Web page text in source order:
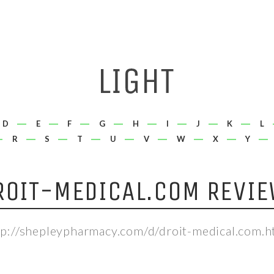
D E F G H I J K L
R S T U V W X Y
MEDICAL.COM
shepleypharmacy.com/d/droit-